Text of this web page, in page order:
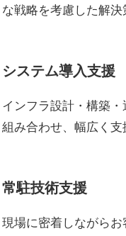
な戦略を考慮した解
システム導入支援
インフラ設計・構築
組み合わせ、幅広く支
常駐技術支援
現場に密着しながら